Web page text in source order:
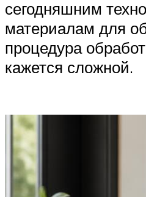
сегодняшним
материалам для
процедура
кажется сложной.